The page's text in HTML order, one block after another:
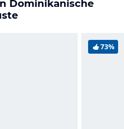
Dominikanische
73%